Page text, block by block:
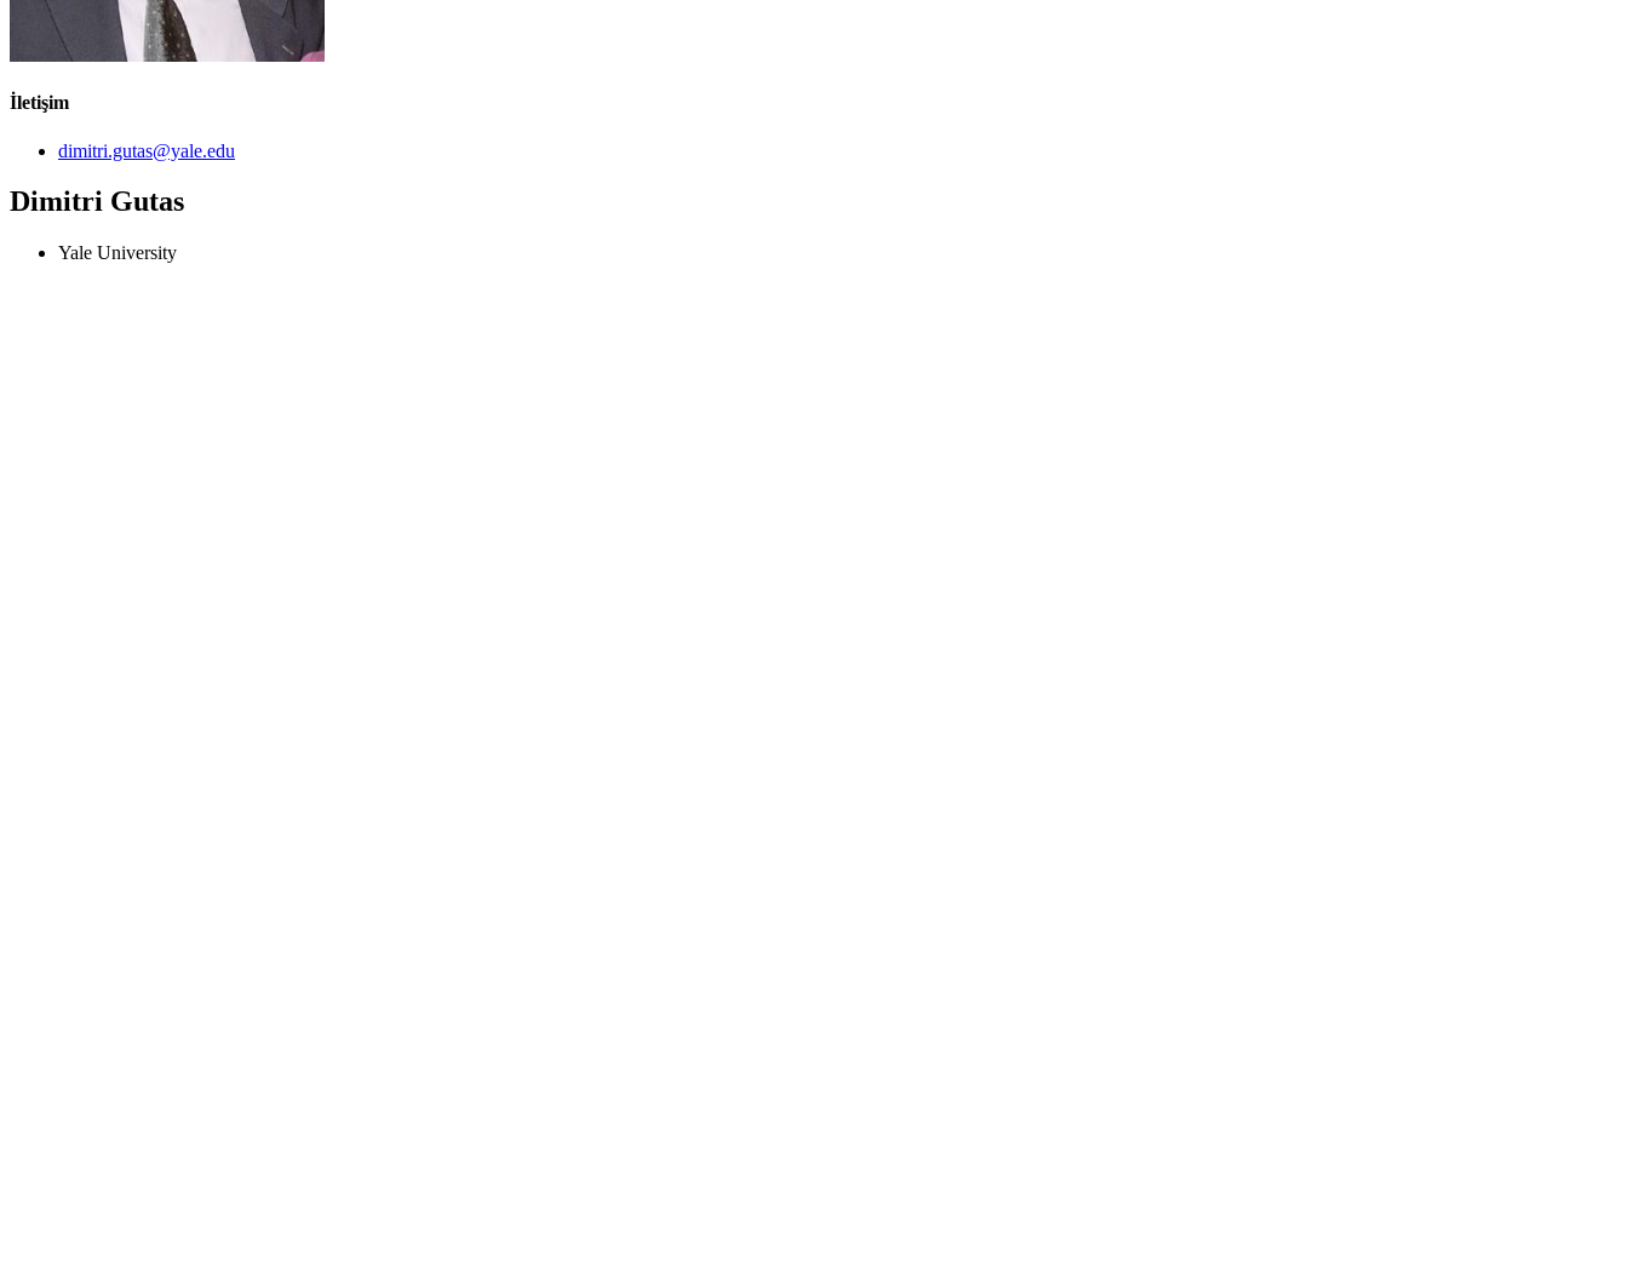
İletişim
dimitri.gutas@yale.edu
Dimitri Gutas
Yale University